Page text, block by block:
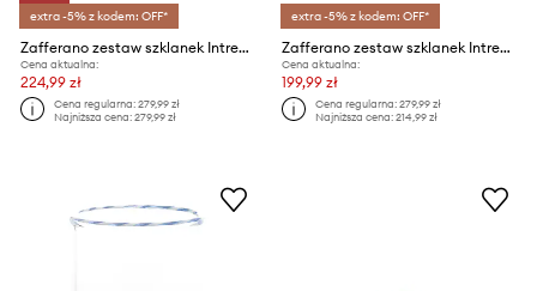
extra -5% z kodem: OFF*
Zafferano zestaw szklanek Intrecci 460 ml 6-pack
Cena aktualna:
224,99 zł
Cena regularna:279,99 zł
Najniższa cena:279,99 zł
extra -5% z kodem: OFF*
Zafferano zestaw szklanek Intrecci Highball 420 ml 6-pack
Cena aktualna:
199,99 zł
Cena regularna:279,99 zł
Najniższa cena:214,99 zł